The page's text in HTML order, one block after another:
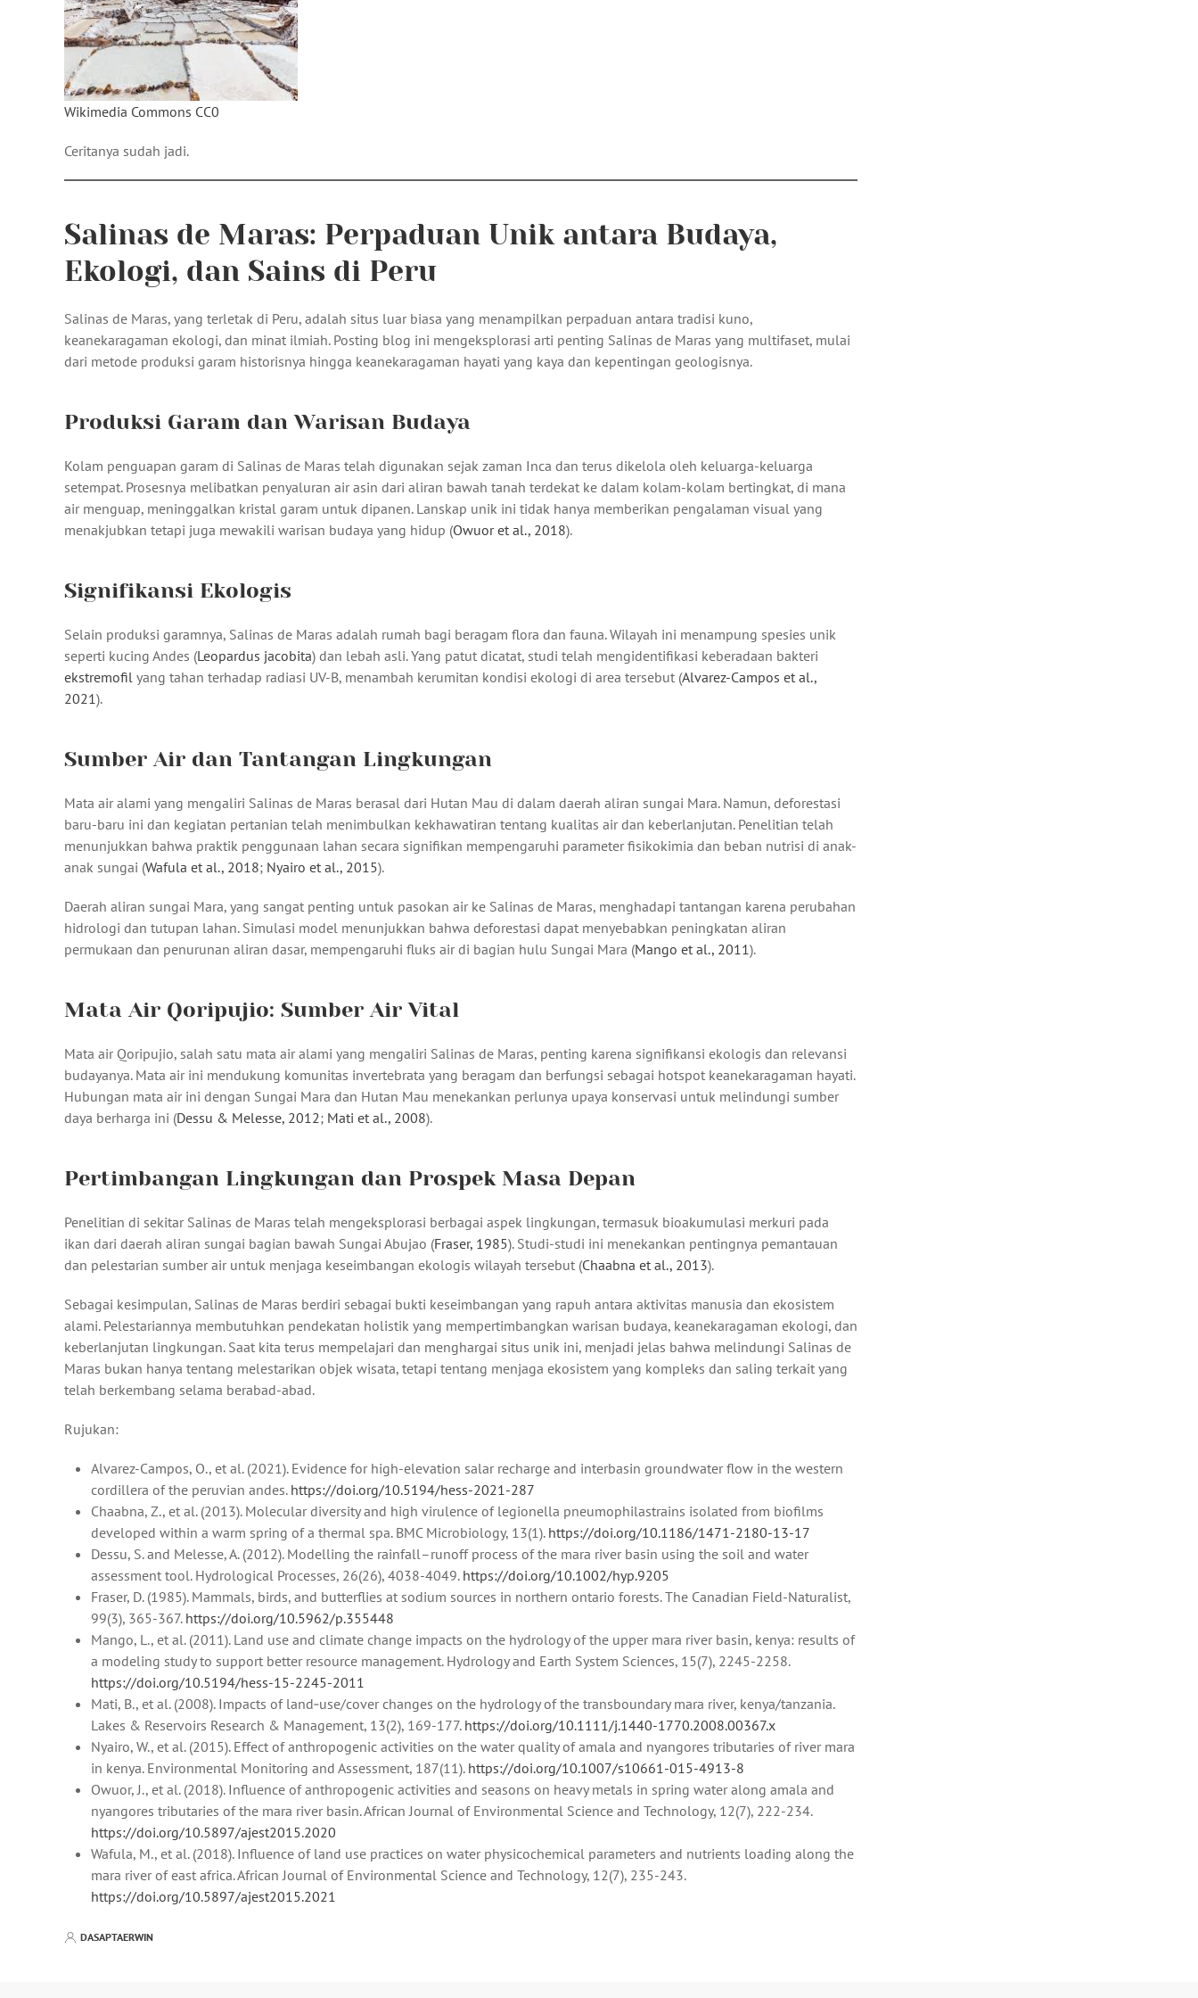
Wikimedia Commons CC0
Ceritanya sudah jadi.
Salinas de Maras: Perpaduan Unik antara Budaya,
Ekologi, dan Sains di Peru
Salinas de Maras, yang terletak di Peru, adalah situs luar biasa yang menampilkan perpaduan antara tradisi kuno,
keanekaragaman ekologi, dan minat ilmiah. Posting blog ini mengeksplorasi arti penting Salinas de Maras yang multifaset, mulai
dari metode produksi garam historisnya hingga keanekaragaman hayati yang kaya dan kepentingan geologisnya.
Produksi Garam dan Warisan Budaya
Kolam penguapan garam di Salinas de Maras telah digunakan sejak zaman Inca dan terus dikelola oleh keluarga-keluarga
setempat. Prosesnya melibatkan penyaluran air asin dari aliran bawah tanah terdekat ke dalam kolam-kolam bertingkat, di mana
air menguap, meninggalkan kristal garam untuk dipanen. Lanskap unik ini tidak hanya memberikan pengalaman visual yang
menakjubkan tetapi juga mewakili warisan budaya yang hidup (Owuor et al., 2018).
Signifikansi Ekologis
Selain produksi garamnya, Salinas de Maras adalah rumah bagi beragam flora dan fauna. Wilayah ini menampung spesies unik
seperti kucing Andes (Leopardus jacobita) dan lebah asli. Yang patut dicatat, studi telah mengidentifikasi keberadaan bakteri
ekstremofil yang tahan terhadap radiasi UV-B, menambah kerumitan kondisi ekologi di area tersebut (Alvarez-Campos et al.,
2021).
Sumber Air dan Tantangan Lingkungan
Mata air alami yang mengaliri Salinas de Maras berasal dari Hutan Mau di dalam daerah aliran sungai Mara. Namun, deforestasi
baru-baru ini dan kegiatan pertanian telah menimbulkan kekhawatiran tentang kualitas air dan keberlanjutan. Penelitian telah
menunjukkan bahwa praktik penggunaan lahan secara signifikan mempengaruhi parameter fisikokimia dan beban nutrisi di anak-
anak sungai (Wafula et al., 2018; Nyairo et al., 2015).
Daerah aliran sungai Mara, yang sangat penting untuk pasokan air ke Salinas de Maras, menghadapi tantangan karena perubahan
hidrologi dan tutupan lahan. Simulasi model menunjukkan bahwa deforestasi dapat menyebabkan peningkatan aliran
permukaan dan penurunan aliran dasar, mempengaruhi fluks air di bagian hulu Sungai Mara (Mango et al., 2011).
Mata Air Qoripujio: Sumber Air Vital
Mata air Qoripujio, salah satu mata air alami yang mengaliri Salinas de Maras, penting karena signifikansi ekologis dan relevansi
budayanya. Mata air ini mendukung komunitas invertebrata yang beragam dan berfungsi sebagai hotspot keanekaragaman hayati.
Hubungan mata air ini dengan Sungai Mara dan Hutan Mau menekankan perlunya upaya konservasi untuk melindungi sumber
daya berharga ini (Dessu & Melesse, 2012; Mati et al., 2008).
Pertimbangan Lingkungan dan Prospek Masa Depan
Penelitian di sekitar Salinas de Maras telah mengeksplorasi berbagai aspek lingkungan, termasuk bioakumulasi merkuri pada
ikan dari daerah aliran sungai bagian bawah Sungai Abujao (Fraser, 1985). Studi-studi ini menekankan pentingnya pemantauan
dan pelestarian sumber air untuk menjaga keseimbangan ekologis wilayah tersebut (Chaabna et al., 2013).
Sebagai kesimpulan, Salinas de Maras berdiri sebagai bukti keseimbangan yang rapuh antara aktivitas manusia dan ekosistem
alami. Pelestariannya membutuhkan pendekatan holistik yang mempertimbangkan warisan budaya, keanekaragaman ekologi, dan
keberlanjutan lingkungan. Saat kita terus mempelajari dan menghargai situs unik ini, menjadi jelas bahwa melindungi Salinas de
Maras bukan hanya tentang melestarikan objek wisata, tetapi tentang menjaga ekosistem yang kompleks dan saling terkait yang
telah berkembang selama berabad-abad.
Rujukan:
Alvarez-Campos, O., et al. (2021). Evidence for high-elevation salar recharge and interbasin groundwater flow in the western
cordillera of the peruvian andes. https://doi.org/10.5194/hess-2021-287
Chaabna, Z., et al. (2013). Molecular diversity and high virulence of legionella pneumophilastrains isolated from biofilms
developed within a warm spring of a thermal spa. BMC Microbiology, 13(1). https://doi.org/10.1186/1471-2180-13-17
Dessu, S. and Melesse, A. (2012). Modelling the rainfall–runoff process of the mara river basin using the soil and water
assessment tool. Hydrological Processes, 26(26), 4038-4049. https://doi.org/10.1002/hyp.9205
Fraser, D. (1985). Mammals, birds, and butterflies at sodium sources in northern ontario forests. The Canadian Field-Naturalist,
99(3), 365-367. https://doi.org/10.5962/p.355448
Mango, L., et al. (2011). Land use and climate change impacts on the hydrology of the upper mara river basin, kenya: results of
a modeling study to support better resource management. Hydrology and Earth System Sciences, 15(7), 2245-2258.
https://doi.org/10.5194/hess-15-2245-2011
Mati, B., et al. (2008). Impacts of land‐use/cover changes on the hydrology of the transboundary mara river, kenya/tanzania.
Lakes & Reservoirs Research & Management, 13(2), 169-177. https://doi.org/10.1111/j.1440-1770.2008.00367.x
Nyairo, W., et al. (2015). Effect of anthropogenic activities on the water quality of amala and nyangores tributaries of river mara
in kenya. Environmental Monitoring and Assessment, 187(11). https://doi.org/10.1007/s10661-015-4913-8
Owuor, J., et al. (2018). Influence of anthropogenic activities and seasons on heavy metals in spring water along amala and
nyangores tributaries of the mara river basin. African Journal of Environmental Science and Technology, 12(7), 222-234.
https://doi.org/10.5897/ajest2015.2020
Wafula, M., et al. (2018). Influence of land use practices on water physicochemical parameters and nutrients loading along the
mara river of east africa. African Journal of Environmental Science and Technology, 12(7), 235-243.
https://doi.org/10.5897/ajest2015.2021
DASAPTAERWIN